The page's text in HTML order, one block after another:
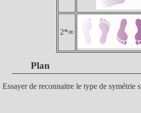
2*∞
Plan
Essayer de reconnaitre le type de symétrie